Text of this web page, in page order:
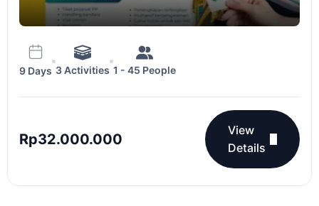
9 Days 3 Activities 1 - 45 People
Rp32.000.000
View
Details